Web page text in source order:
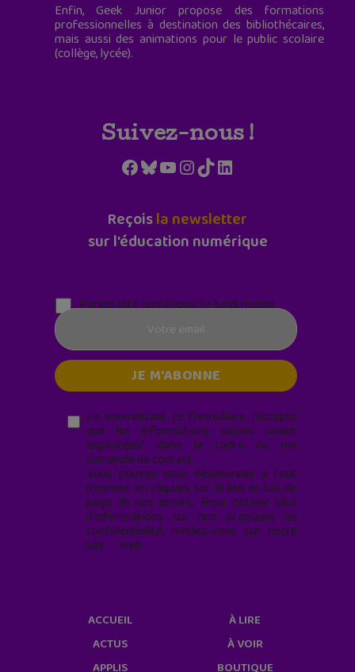
Enfin, Geek Junior propose des formations
professionnelles à destination des bibliothécaires,
mais aussi des animations pour le public scolaire
(collège, lycée).
Suivez-nous !
Facebook
Bluesky
YouTube
Instagram
TikTokLinkedIn
Reçoisla newsletter
sur l'éducation numérique
Parentalité numérique (le lundi matin)
En soumettant ce formulaire, j’accepte
que les informations saisies soient
exploitées* dans le cadre de ma
demande de contact.
Vous pouvez vous désabonner à tout
moment en cliquant sur le lien en bas de
page de nos emails. Pour obtenir plus
d'informations sur nos pratiques de
confidentialité, rendez-vous sur notre
site web
ACCUEIL
ACTUS
APPLIS
À LIRE
À VOIR
BOUTIQUE